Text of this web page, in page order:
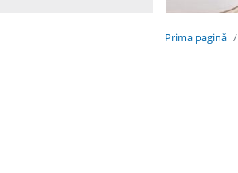
Prima pagină